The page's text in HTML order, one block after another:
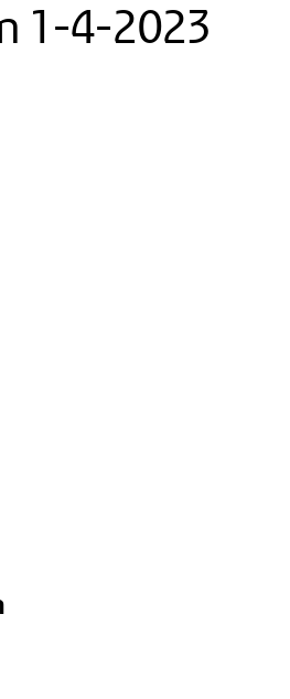
1-4-2023